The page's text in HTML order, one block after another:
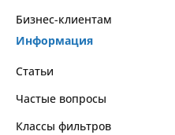
Бизнес-клиентам
Информация
Статьи
Частые вопросы
Классы фильтров